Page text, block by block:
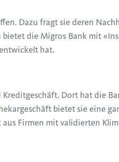
Dazu fragt sie deren
die Migros Bank mit
hat.
Dort hat die
bietet sie eine
Firmen mit validierten